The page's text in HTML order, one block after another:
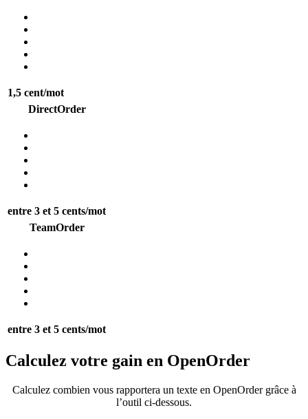
1,5 cent/mot
DirectOrder
entre 3 et 5 cents/mot
TeamOrder
entre 3 et 5 cents/mot
Calculez votre gain en OpenOrder
Calculez combien vous rapportera un texte en OpenOrder grâce à
l’outil ci-dessous.